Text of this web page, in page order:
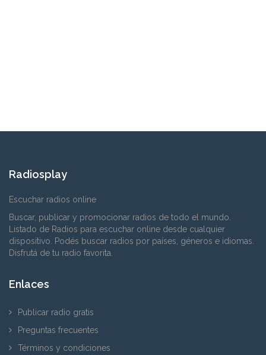
Radiosplay
Escuchar radios online
Buscar, publicar y promocionar radios de todo el mundo.
Listado de Radios para escuchar online desde cualquier
dispositivo. Podés buscar radios por países, géneros e idiomas.
Disfrutá de tu radio favorita.
Enlaces
Publicar radio gratis
Preguntas frecuentes
Términos y condiciones